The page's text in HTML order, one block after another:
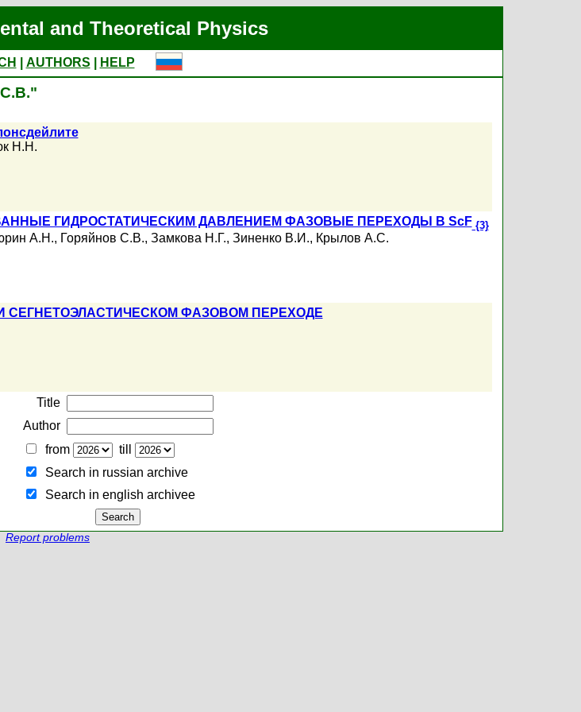
and Theoretical Physics
AUTHORS
HELP
Н.Н.
ГИДРОСТАТИЧЕСКИМ ДАВЛЕНИЕМ ФАЗОВЫЕ ПЕРЕХОДЫ В ScF{3}
А.Н., Горяйнов С.В., Замкова Н.Г., Зиненко В.И., Крылов А.С.
СЕГНЕТОЭЛАСТИЧЕСКОМ ФАЗОВОМ ПЕРЕХОДЕ
Title
Author
from
till
Search in russian archive
Search in english archiveе
Report problems